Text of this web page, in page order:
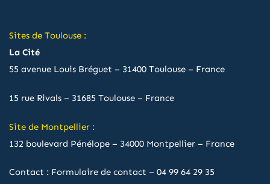
Sites de Toulouse :
La Cité
55 avenue Louis Bréguet – 31400 Toulouse – France
15 rue Rivals – 31685 Toulouse – France
Site de Montpellier :
132 boulevard Pénélope – 34000 Montpellier – France
Contact : Formulaire de contact – 04 99 64 29 35